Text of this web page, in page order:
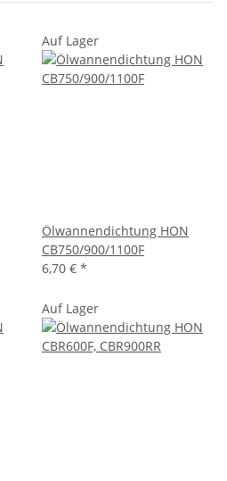
Auf Lager
Ölwannendichtung HON
CB750/900/1100F
6,70 € *
Auf Lager